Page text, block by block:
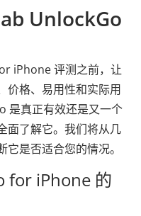
UnlockGo
iPhone 评测之前，让
价格、易用性和实际用
是真正有效还是又一个
面了解它。我们将从几
是否适合您的情况。
for iPhone 的